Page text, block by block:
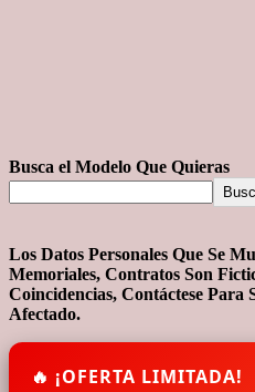
Busca el Modelo Que Quieras
Los Datos Personales Que Se
Memoriales, Contratos Son
Coincidencias, Contáctese Para
Afectado.
🔥 ¡OFERTA LIMITADA!